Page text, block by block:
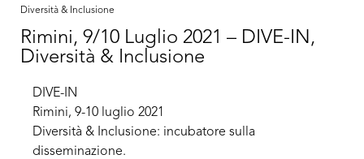
Diversità & Inclusione
Rimini, 9/10 Luglio 2021 – DIVE-IN,
Diversità & Inclusione
DIVE-IN
Rimini, 9-10 luglio 2021
Diversità & Inclusione: incubatore sulla
disseminazione.